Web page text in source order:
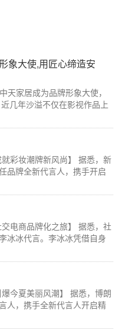
象大使,用匠心缔造安
天家居成为品牌形象大使，
几年沙溢不仅在影视作品上
彩妆潮牌新风尚】 据悉，新
品牌全新代言人，携手开启
电商品牌化之旅】 据悉，社
冰冰代言。李冰冰凭借自身
今夏美丽风潮】 据悉，博朗
人，携手全新代言人开启精